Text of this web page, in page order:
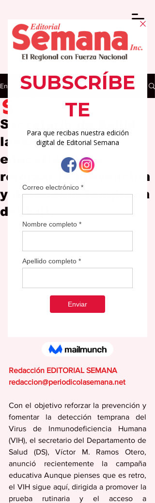
Entrada
Secretario de Salud
lanza campaña
educativa para
reforzar la prevención
y detección temprana
del VIH.
2 min de lectura
Redacción EDITORIAL SEMANA
redaccion@periodicolasemana.net
Con el objetivo reforzar la prevención y
fomentar la detección temprana del
Virus de Inmunodeficiencia Humana
(VIH), el secretario del Departamento de
Salud (DS), Víctor M. Ramos Otero,
anunció recientemente la campaña
educativa Aunque pienses que es retro,
el VIH sigue aquí, dirigida a promover la
prueba rutinaria y el acceso a